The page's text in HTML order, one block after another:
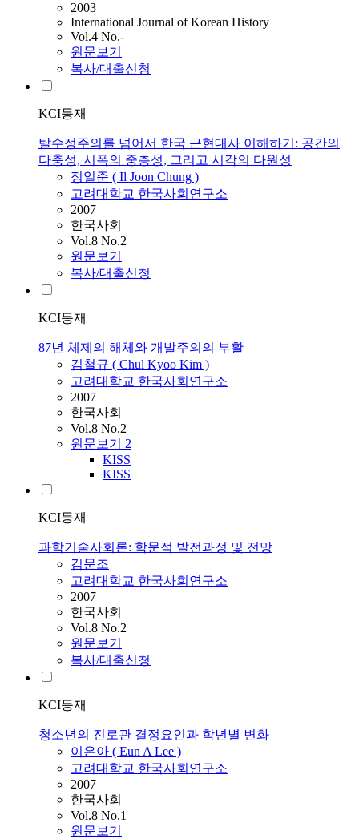
2003
International Journal of Korean History
Vol.4 No.-
원문보기
복사/대출신청
KCI등재
탈수정주의를 넘어서 한국 근현대사 이해하기: 공간의
다충성, 시폭의 중층성, 그리고 시각의 다원성
정일준 ( Il Joon Chung )
고려대학교 한국사회연구소
2007
한국사회
Vol.8 No.2
원문보기
복사/대출신청
KCI등재
87년 체제의 해체와 개발주의의 부활
김철규 ( Chul Kyoo Kim )
고려대학교 한국사회연구소
2007
한국사회
Vol.8 No.2
원문보기 2
KISS
KISS
KCI등재
과학기술사회론: 학문적 발전과정 및 전망
김문조
고려대학교 한국사회연구소
2007
한국사회
Vol.8 No.2
원문보기
복사/대출신청
KCI등재
청소년의 진로관 결정요인과 학년별 변화
이은아 ( Eun A Lee )
고려대학교 한국사회연구소
2007
한국사회
Vol.8 No.1
원문보기